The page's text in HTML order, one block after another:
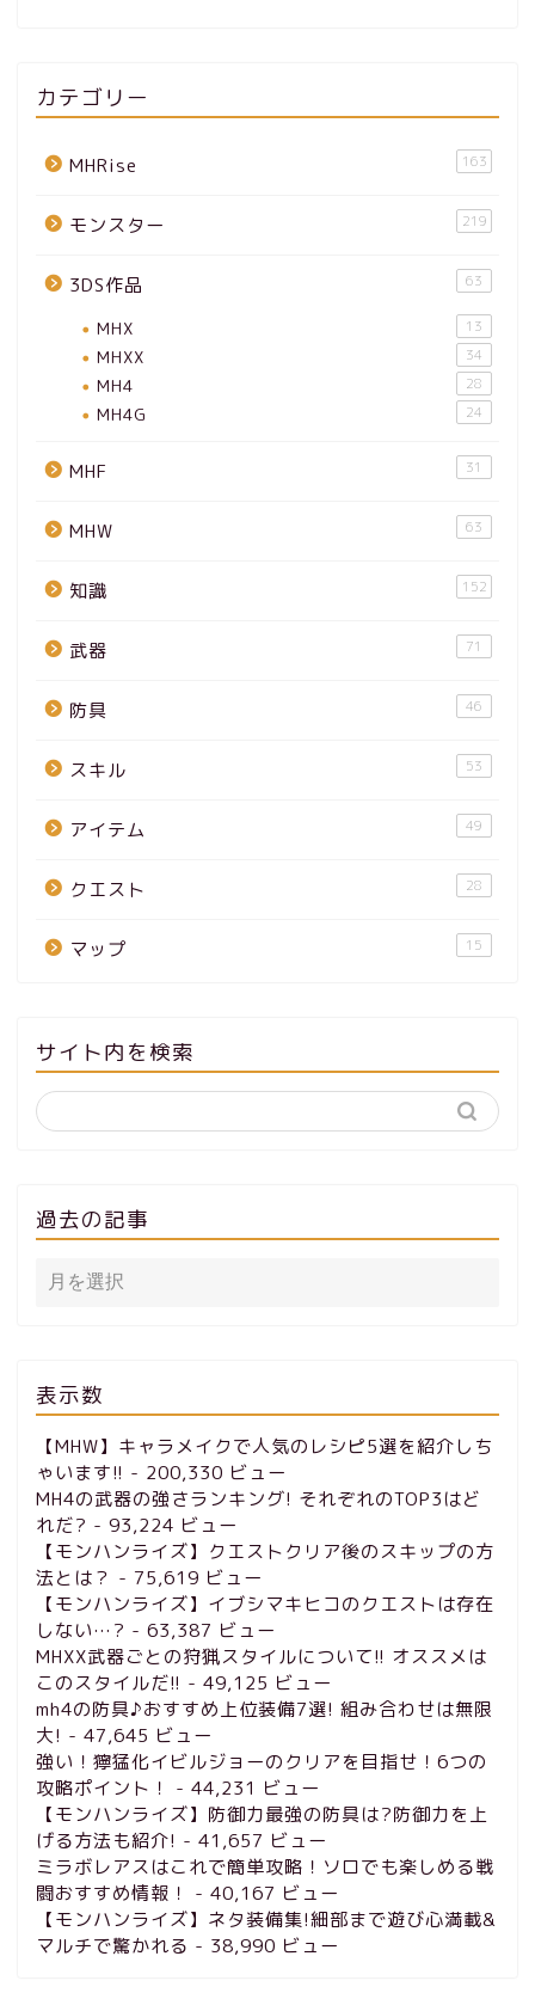
カテゴリー
MHRise 163
モンスター 219
3DS作品 63
MHX 13
MHXX 34
MH4 28
MH4G 24
MHF 31
MHW 63
知識 152
武器 71
防具 46
スキル 53
アイテム 49
クエスト 28
マップ 15
サイト内を検索
過去の記事
表示数
【MHW】キャラメイクで人気のレシピ5選を紹介しち
ゃいます!! - 200,330 ビュー
MH4の武器の強さランキング! それぞれのTOP3はど
れだ? - 93,224 ビュー
【モンハンライズ】クエストクリア後のスキップの方
法とは？ - 75,619 ビュー
【モンハンライズ】イブシマキヒコのクエストは存在
しない…? - 63,387 ビュー
MHXX武器ごとの狩猟スタイルについて!! オススメは
このスタイルだ!! - 49,125 ビュー
mh4の防具♪おすすめ上位装備7選! 組み合わせは無限
大! - 47,645 ビュー
強い！獰猛化イビルジョーのクリアを目指せ！6つの
攻略ポイント！
- 44,231 ビュー
【モンハンライズ】防御力最強の防具は?防御力を上
げる方法も紹介! - 41,657 ビュー
ミラボレアスはこれで簡単攻略！ソロでも楽しめる戦
闘おすすめ情報！
- 40,167 ビュー
【モンハンライズ】ネタ装備集!細部まで遊び心満載&
マルチで驚かれる - 38,990 ビュー